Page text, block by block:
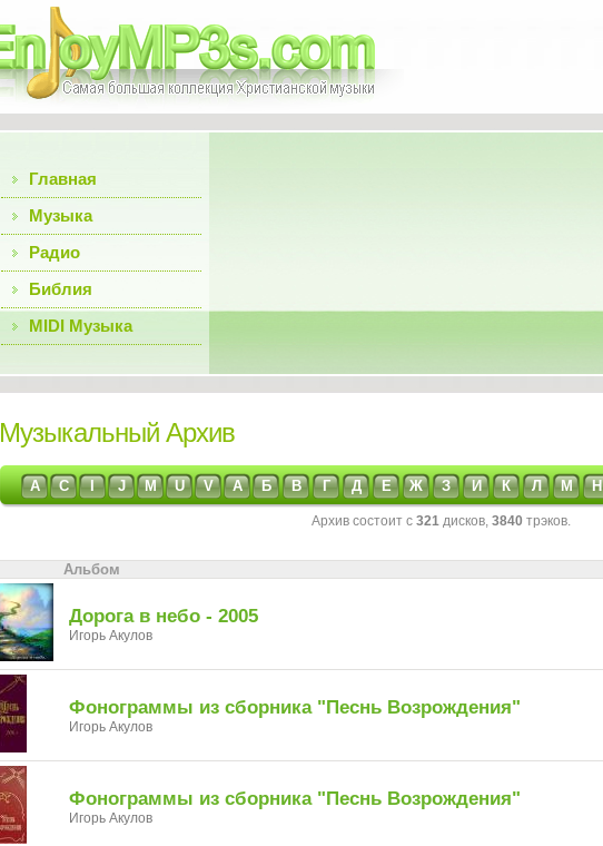
Главная
Музыка
Радио
Библия
MIDI Музыка
Музыкальный Архив
A C I J M U V А Б В Г Д Е Ж З И К Л М Н
Архив состоит с 321дисков, 3840 трэков.
Альбом
Дорога в небо - 2005
Игорь Акулов
Фонограммы из сборника "Песнь Возрождения"
Игорь Акулов
Фонограммы из сборника "Песнь Возрождения"
Игорь Акулов